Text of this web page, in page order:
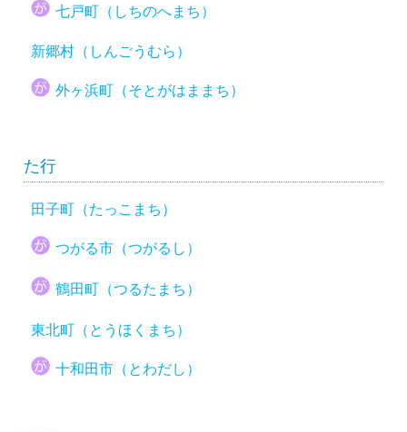
七戸町（しちのへまち）
新郷村（しんごうむら）
外ヶ浜町（そとがはままち）
た行
田子町（たっこまち）
つがる市（つがるし）
鶴田町（つるたまち）
東北町（とうほくまち）
十和田市（とわだし）